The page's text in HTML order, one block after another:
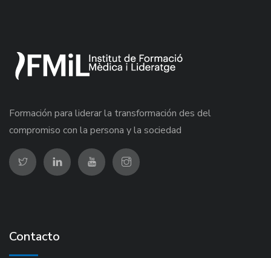
Formación para liderar la transformación des del
compromiso con la persona y la sociedad
Contacto